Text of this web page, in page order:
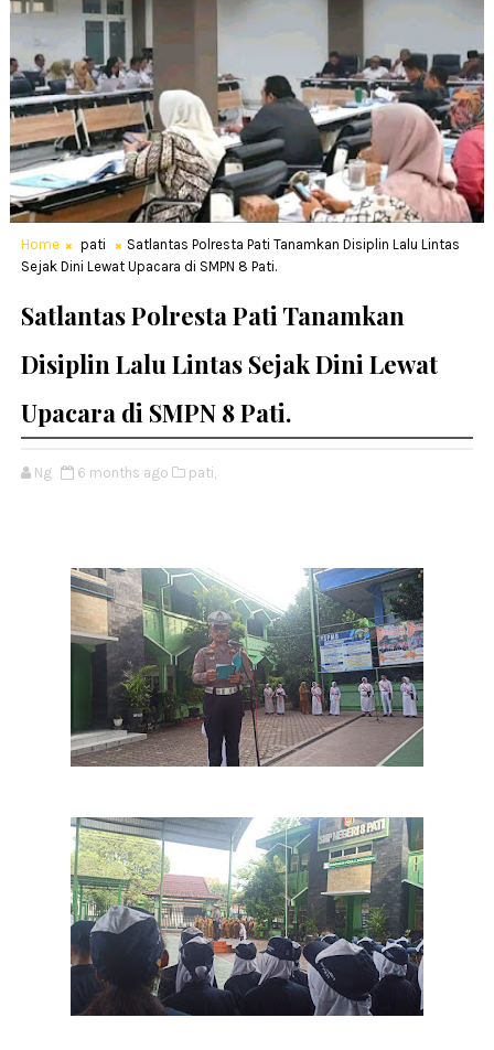
Home pati
Satlantas Polresta Pati Tanamkan Disiplin Lalu Lintas
Sejak Dini Lewat Upacara di SMPN 8 Pati.
Satlantas Polresta Pati Tanamkan
Disiplin Lalu Lintas Sejak Dini Lewat
Upacara di SMPN 8 Pati.
Ng 6 months ago pati,